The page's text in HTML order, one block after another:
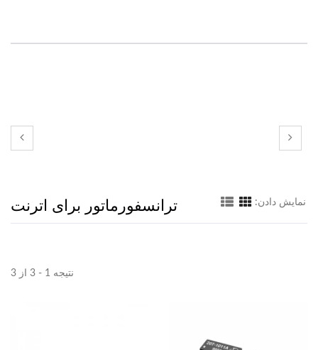
ترانسفورماتور برای اترنت نمایش دادن:
نتیجه 1 - 3 از 3